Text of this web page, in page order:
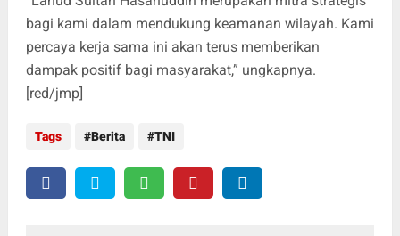
bagi kami dalam mendukung keamanan wilayah. Kami
percaya kerja sama ini akan terus memberikan
dampak positif bagi masyarakat,” ungkapnya.
[red/jmp]
Tags Berita TNI